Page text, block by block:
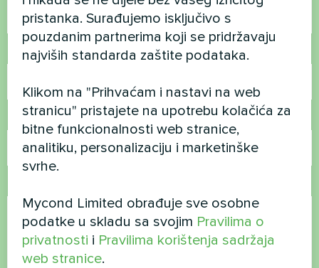
Broj telefona
E-pošta
pristanka. Surađujemo isključivo s
pouzdanim partnerima koji se pridržavaju
najviših standarda zaštite podataka.
Klikom na "Prihvaćam i nastavi na web
stranicu" pristajete na upotrebu kolačića za
bitne funkcionalnosti web stranice,
analitiku, personalizaciju i marketinške
svrhe.
Mycond Limited obrađuje sve osobne
podatke u skladu sa svojim Pravilima o
privatnosti i Pravilima korištenja sadržaja
web stranice.